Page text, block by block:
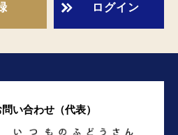
ログイン
問い合わせ（代表）